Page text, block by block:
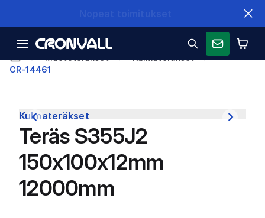
CR-14461
Kulmateräkset
Teräs S355J2
150x100x12mm
12000mm